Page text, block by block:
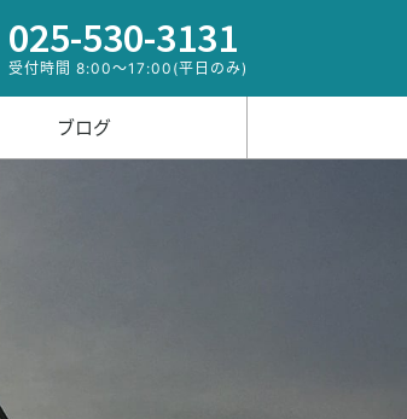
025-530-3131
受付時間 8:00〜17:00(平日のみ)
ブログ